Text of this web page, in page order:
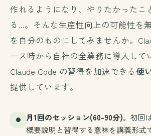
作れるようになり、やりたかったこ
る...。そんな生産性向上の可能性を
を自分のものにしてみませんか。
ース時から自社の全業務に導入して
Claude Code の習得を加速できる使
提供しています。
● 月1回のセッション(60-90分)。初回
概要説明と習得する意味を講義形式